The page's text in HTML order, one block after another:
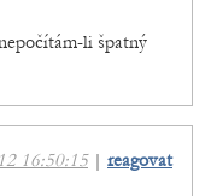
li špatný
16:50:15| reagovat